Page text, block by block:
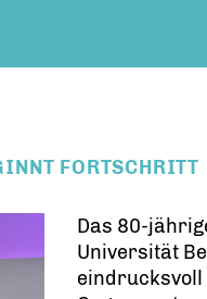
FORTSCHRITT
Das 80-
Universität
eindrucksvoll